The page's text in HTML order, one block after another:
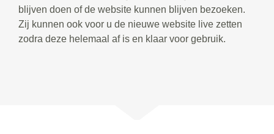
blijven doen of de website kunnen blijven bezoeken.
Zij kunnen ook voor u de nieuwe website live zetten
zodra deze helemaal af is en klaar voor gebruik.